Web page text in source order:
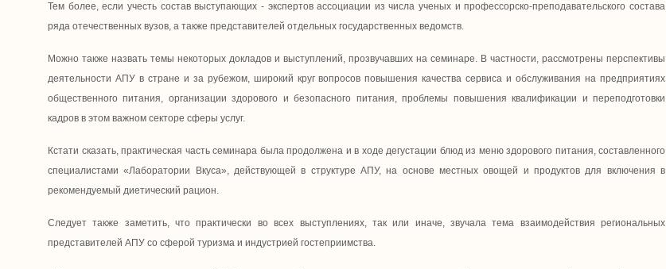
Тем более, если учесть состав выступающих - экспертов ассоциации из числа ученых и профессорско-преподавательского состава
ряда отечественных вузов, а также представителей отдельных государственных ведомств.
Можно также назвать темы некоторых докладов и выступлений, прозвучавших на семинаре. В частности, рассмотрены перспективы
деятельности АПУ в стране и за рубежом, широкий круг вопросов повышения качества сервиса и обслуживания на предприятиях
общественного питания, организации здорового и безопасного питания, проблемы повышения квалификации и переподготовки
кадров в этом важном секторе сферы услуг.
Кстати сказать, практическая часть семинара была продолжена и в ходе дегустации блюд из меню здорового питания, составленного
специалистами «Лаборатории Вкуса», действующей в структуре АПУ, на основе местных овощей и продуктов для включения в
рекомендуемый диетический рацион.
Следует также заметить, что практически во всех выступлениях, так или иначе, звучала тема взаимодействия региональных
представителей АПУ со сферой туризма и индустрией гостеприимства.